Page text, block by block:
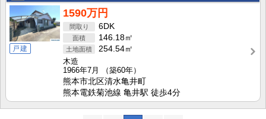
戸建
1590万円
6DK
146.18㎡
254.54㎡
木造
1966年7月
（築60年）
熊本市北区清水亀井町
熊本電鉄菊池線 亀井駅 徒歩4分